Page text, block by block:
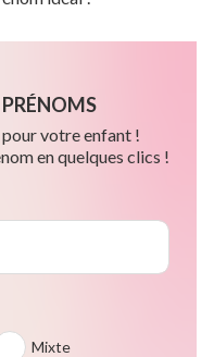
votre enfant !
en quelques clics !
Mixte